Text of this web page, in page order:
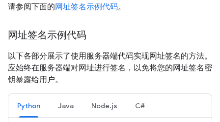
请参阅下面的网址签名示例代码。
网址签名示例代码
以下各部分展示了使用服务器端代码实现网址签名的方法。
应始终在服务器端对网址进行签名，以免将您的网址签名密
钥暴露给用户。
Python Java Node.js C#